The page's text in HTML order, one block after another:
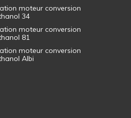
moteur conversion
34
moteur conversion
81
moteur conversion
Albi